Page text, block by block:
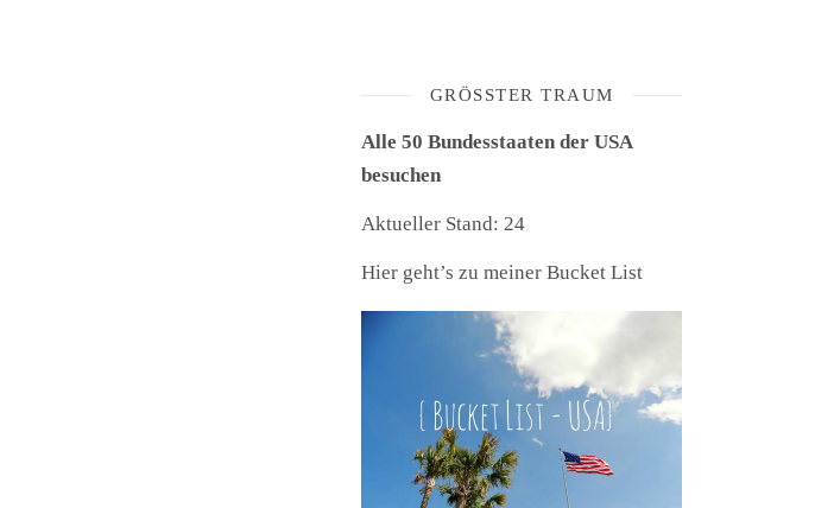
GRÖSSTER TRAUM
Alle 50 Bundesstaaten der USA
besuchen
Aktueller Stand: 24
Hier geht’s zu meiner Bucket List